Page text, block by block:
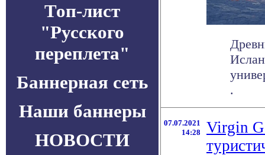
Топ-лист
"Русского
переплета"
Баннерная сеть
Наши баннеры
НОВОСТИ
.
07.07.2021
14:28
Virgin